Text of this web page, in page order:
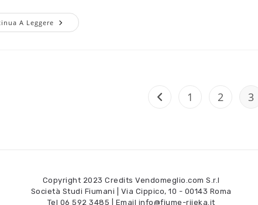
A Leggere
1 2 3
Copyright 2023 Credits Vendomeglio.com S.r.l
Società Studi Fiumani | Via Cippico, 10 - 00143 Roma
Tel 06 592 3485 | Email info@fiume-rijeka.it